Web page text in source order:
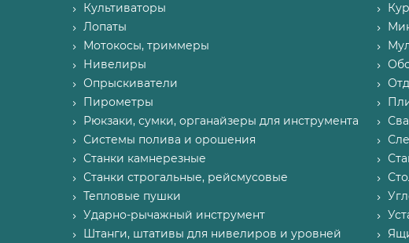
Культиваторы
Лопаты
Мотокосы, триммеры
Нивелиры
Опрыскиватели
Пирометры
Рюкзаки, сумки, органайзеры для инструмента
Системы полива и орошения
Станки камнерезные
Станки строгальные, рейсмусовые
Тепловые пушки
Ударно-рычажный инструмент
Штанги, штативы для нивелиров и уровней